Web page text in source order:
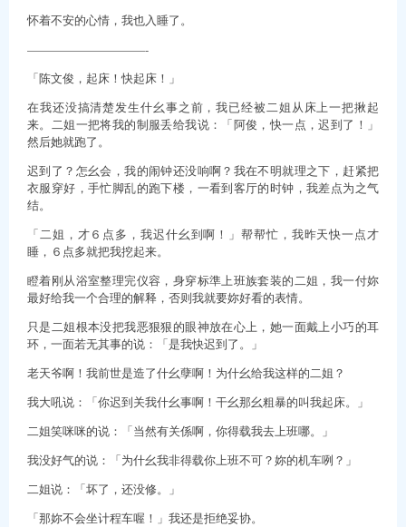
怀着不安的心情，我也入睡了。
——————————-
「陈文俊，起床！快起床！」
在我还没搞清楚发生什幺事之前，我已经被二姐从床上一把揪起
来。二姐一把将我的制服丢给我说：「阿俊，快一点，迟到了！」
然后她就跑了。
迟到了？怎幺会，我的闹钟还没响啊？我在不明就理之下，赶紧把
衣服穿好，手忙脚乱的跑下楼，一看到客厅的时钟，我差点为之气
结。
「二姐，才６点多，我迟什幺到啊！」帮帮忙，我昨天快一点才
睡，６点多就把我挖起来。
瞪着刚从浴室整理完仪容，身穿标準上班族套装的二姐，我一付妳
最好给我一个合理的解释，否则我就要妳好看的表情。
只是二姐根本没把我恶狠狠的眼神放在心上，她一面戴上小巧的耳
环，一面若无其事的说：「是我快迟到了。」
老天爷啊！我前世是造了什幺孽啊！为什幺给我这样的二姐？
我大吼说：「你迟到关我什幺事啊！干幺那幺粗暴的叫我起床。」
二姐笑咪咪的说：「当然有关係啊，你得载我去上班哪。」
我没好气的说：「为什幺我非得载你上班不可？妳的机车咧？」
二姐说：「坏了，还没修。」
「那妳不会坐计程车喔！」我还是拒绝妥协。